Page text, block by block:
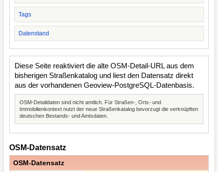
Tags
Datenstand
Diese Seite reaktiviert die alte OSM-Detail-URL aus dem
bisherigen Straßenkatalog und liest den Datensatz direkt
aus der vorhandenen Geoview-PostgreSQL-Datenbasis.
OSM-Detaildaten sind nicht amtlich. Für Straßen-, Orts- und
Immobilienkontext nutzt der neue Straßenkatalog bevorzugt die verknüpften
deutschen Bestands- und Amtsdaten.
OSM-Datensatz
OSM-Datensatz